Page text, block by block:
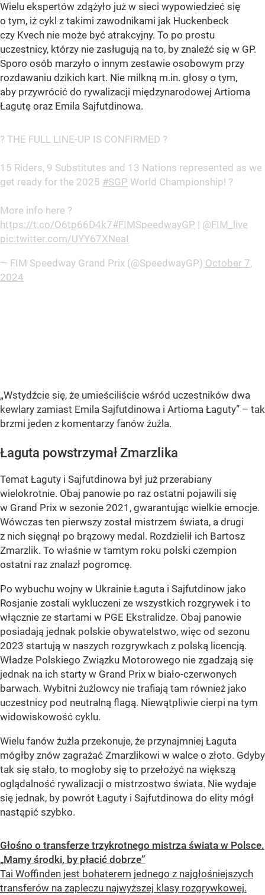
Wielu ekspertów zdążyło już w sieci wypowiedzieć się
o tym, iż cykl z takimi zawodnikami jak Huckenbeck
czy Kvech nie może być atrakcyjny. To po prostu
uczestnicy, którzy nie zasługują na to, by znaleźć się w GP.
Sporo osób marzyło o innym zestawie osobowym przy
rozdawaniu dzikich kart. Nie milkną m.in. głosy o tym,
aby przywrócić do rywalizacji międzynarodowej Artioma
Łagutę oraz Emila Sajfutdinowa.
? THE FULL LINE-UP IS CONFIRMED ?
15 Riders, 9 Substitutes and 13 Nations represented as we
get ready for the 2025 #SGP World Championship! ?
More info here ?
https://t.co/O6tp66D4k7#FIMSpeedwayGP | @FIM_live
pic.twitter.com/UYY67XNeaI
— FIM Speedway Grand Prix (@SpeedwayGP) October 7,
2024
„Wstydźcie się, że umieściliście wśród uczestników dwa
kewlary zamiast Emila Sajfutdinowa i Artioma Łaguty” – tak
brzmi jeden z komentarzy fanów żużla.
Łaguta powstrzymał Zmarzlika
Temat Łaguty i Sajfutdinowa był już przerabiany
wielokrotnie. Obaj panowie po raz ostatni pojawili się
w Grand Prix w sezonie 2021, gwarantując wielkie emocje.
Wówczas ten pierwszy został mistrzem świata, a drugi
z nich sięgnął po brązowy medal. Rozdzielił ich Bartosz
Zmarzlik. To właśnie w tamtym roku polski czempion
ostatni raz znalazł pogromcę.
Po wybuchu wojny w Ukrainie Łaguta i Sajfutdinow jako
Rosjanie zostali wykluczeni ze wszystkich rozgrywek i to
włącznie ze startami w PGE Ekstralidze. Obaj panowie
posiadają jednak polskie obywatelstwo, więc od sezonu
2023 startują w naszych rozgrywkach z polską licencją.
Władze Polskiego Związku Motorowego nie zgadzają się
jednak na ich starty w Grand Prix w biało-czerwonych
barwach. Wybitni żużlowcy nie trafiają tam również jako
uczestnicy pod neutralną flagą. Niewątpliwie cierpi na tym
widowiskowość cyklu.
Wielu fanów żużla przekonuje, że przynajmniej Łaguta
mógłby znów zagrażać Zmarzlikowi w walce o złoto. Gdyby
tak się stało, to mogłoby się to przełożyć na większą
oglądalność rywalizacji o mistrzostwo świata. Nie wydaje
się jednak, by powrót Łaguty i Sajfutdinowa do elity mógł
nastąpić szybko.
Głośno o transferze trzykrotnego mistrza świata w Polsce.
„Mamy środki, by płacić dobrze”
Tai Woffinden jest bohaterem jednego z najgłośniejszych
transferów na zapleczu najwyższej klasy rozgrywkowej.